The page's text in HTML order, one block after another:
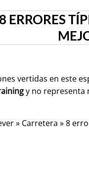
8 ERRORES
vertidas en este
y no representa
» Carretera »8